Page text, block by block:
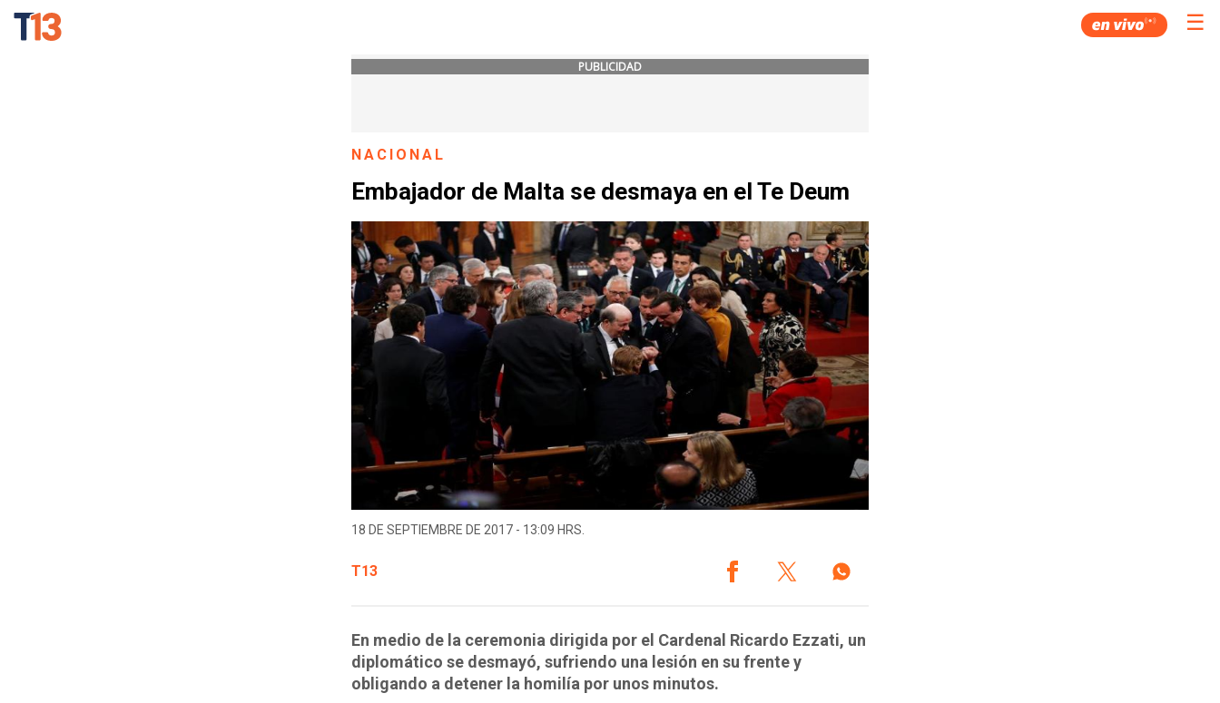
☰
PUBLICIDAD
NACIONAL
Embajador de Malta se desmaya en el Te Deum
18 DE SEPTIEMBRE DE 2017 - 13:09 HRS.
T13
En medio de la ceremonia dirigida por el Cardenal Ricardo Ezzati, un
diplomático se desmayó, sufriendo una lesión en su frente y
obligando a detener la homilía por unos minutos.